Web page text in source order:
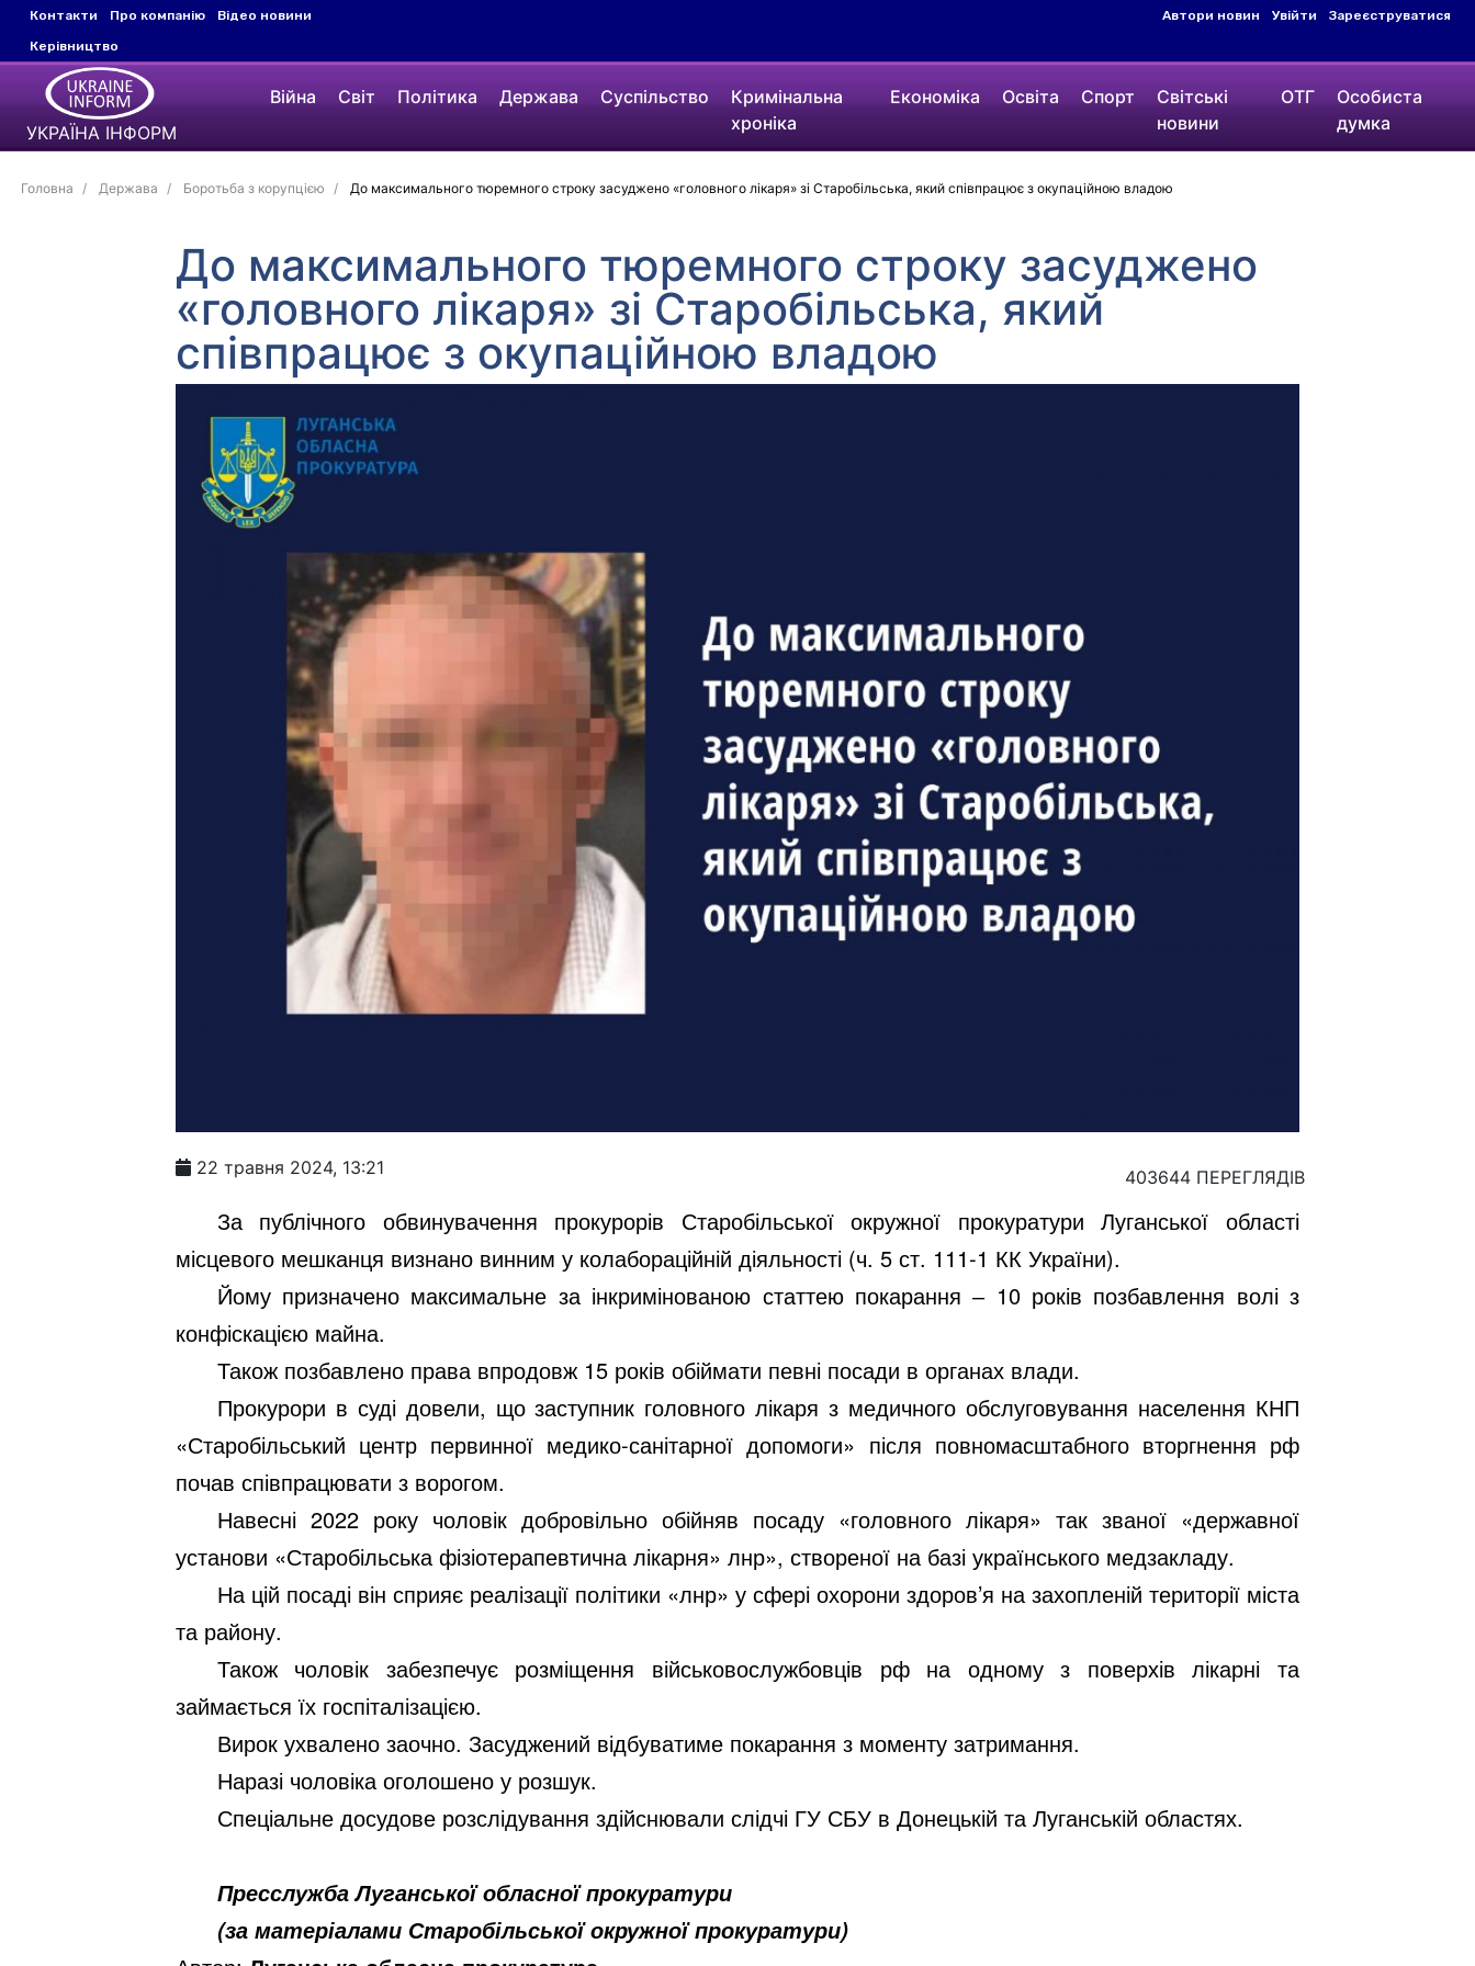
Контакти Про компанію
Відео новини
Керівництво
Автори новин Увійти Зареєструватися
УКРАЇНА ІНФОРМ
Війна Світ Політика Держава Суспільство
Кримінальна
хроніка
Економіка Освіта Спорт
Світські
новини
ОТГ
Особиста
думка
Головна Держава Боротьба з корупцією До максимального тюремного строку засуджено «головного лікаря» зі Старобільська, який співпрацює з окупаційною владою
До максимального тюремного строку засуджено
«головного лікаря» зі Старобільська, який
співпрацює з окупаційною владою
22 травня 2024, 13:21 403644 ПЕРЕГЛЯДІВ
За публічного обвинувачення прокурорів Старобільської окружної прокуратури Луганської області
місцевого мешканця визнано винним у колабораційній діяльності (ч. 5 ст. 111-1 КК України).
Йому призначено максимальне за інкримінованою статтею покарання ‒ 10 років позбавлення волі з
конфіскацією майна.
Також позбавлено права впродовж 15 років обіймати певні посади в органах влади.
Прокурори в суді довели, що заступник головного лікаря з медичного обслуговування населення КНП
«Старобільський центр первинної медико-санітарної допомоги» після повномасштабного вторгнення рф
почав співпрацювати з ворогом.
Навесні 2022 року чоловік добровільно обійняв посаду «головного лікаря» так званої «державної
установи «Старобільська фізіотерапевтична лікарня» лнр», створеної на базі українського медзакладу.
На цій посаді він сприяє реалізації політики «лнр» у сфері охорони здоров’я на захопленій території міста
та району.
Також чоловік забезпечує розміщення військовослужбовців рф на одному з поверхів лікарні та
займається їх госпіталізацією.
Вирок ухвалено заочно. Засуджений відбуватиме покарання з моменту затримання.
Наразі чоловіка оголошено у розшук.
Спеціальне досудове розслідування здійснювали слідчі ГУ СБУ в Донецькій та Луганській областях.
Пресслужба Луганської обласної прокуратури
(за матеріалами Старобільської окружної прокуратури)